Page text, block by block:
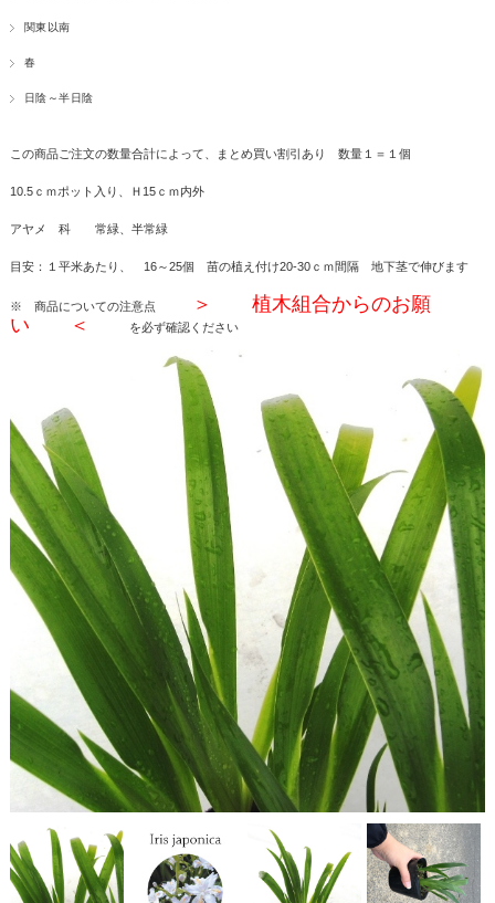
関東以南
春
日陰～半日陰
この商品ご注文の数量合計によって、まとめ買い割引あり 数量１＝１個
10.5ｃｍポット入り、Ｈ15ｃｍ内外
アヤメ 科 常緑、半常緑
目安：１平米あたり、 16～25個 苗の植え付け20-30ｃｍ間隔 地下茎で伸びます
※ 商品についての注意点
＞ 植木組合からのお願
い ＜
を必ず確認ください